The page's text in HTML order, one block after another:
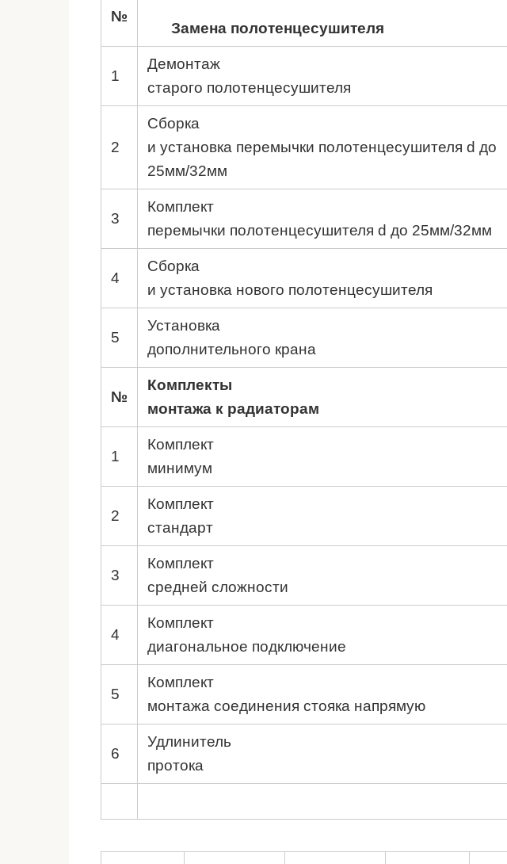
№
Замена полотенцесушителя
1
Демонтаж
старого полотенцесушителя
2
Сборка
и установка перемычки полотенцесушителя d до
25мм/32мм
3
Комплект
перемычки полотенцесушителя d до 25мм/32мм
4
Сборка
и установка нового полотенцесушителя
5
Установка
дополнительного крана
№
Комплекты
монтажа к радиаторам
1
Комплект
минимум
2
Комплект
стандарт
3
Комплект
средней сложности
4
Комплект
диагональное подключение
5
Комплект
монтажа соединения стояка напрямую
6
Удлинитель
протока